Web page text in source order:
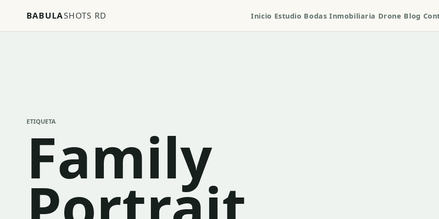
BABULASHOTS RD Inicio Estudio Bodas Inmobiliaria Drone Blog
ETIQUETA
Family